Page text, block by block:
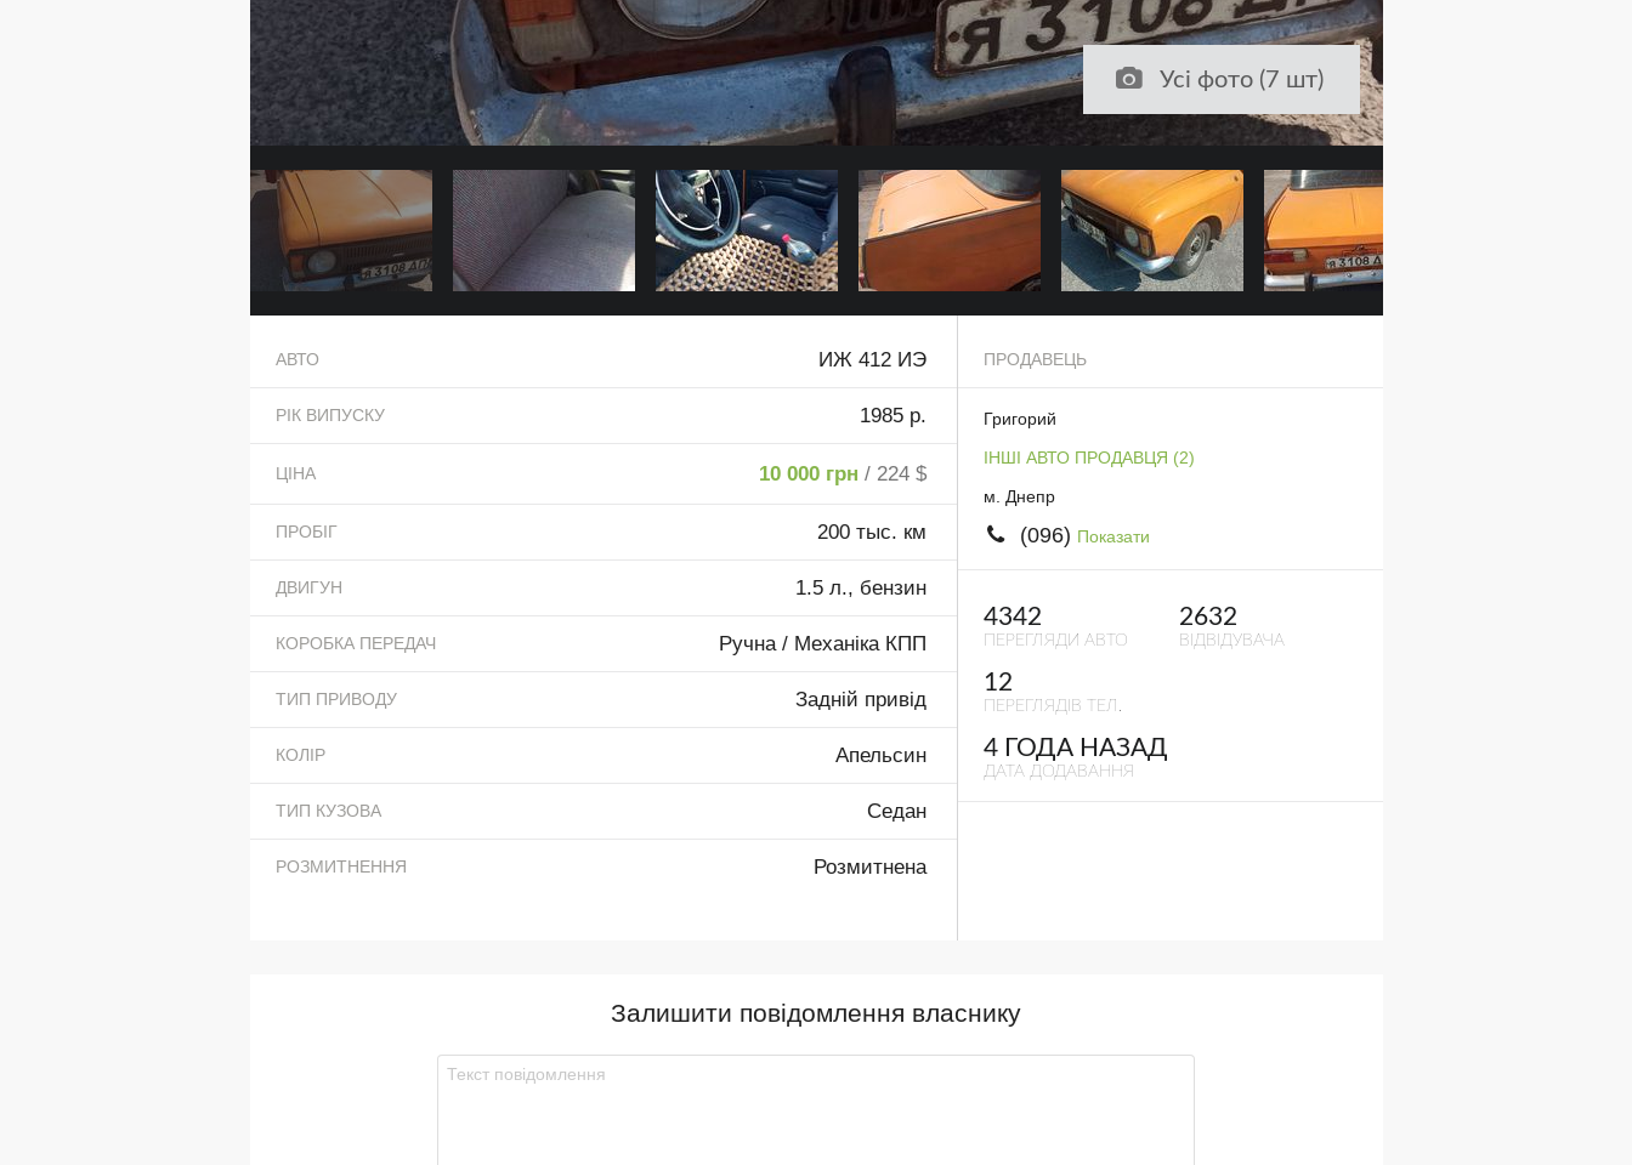
Усі фото (7 шт)
АВТО ИЖ 412 ИЭ
РІК ВИПУСКУ 1985 р.
ЦІНА 10 000 грн / 224 $
ПРОБІГ 200 тыс. км
ДВИГУН 1.5 л., бензин
КОРОБКА ПЕРЕДАЧ Ручна / Механіка КПП
ТИП ПРИВОДУ Задній привід
КОЛІР Апельсин
ТИП КУЗОВА Седан
РОЗМИТНЕННЯ Розмитнена
ПРОДАВЕЦЬ
Григорий
ІНШІ АВТО ПРОДАВЦЯ (2)
м. Днепр
(096) Показати
4342
ПЕРЕГЛЯДИ АВТО
2632
ВІДВІДУВАЧА
12
ПЕРЕГЛЯДІВ ТЕЛ.
4 ГОДА НАЗАД
ДАТА ДОДАВАННЯ
Залишити повідомлення власнику